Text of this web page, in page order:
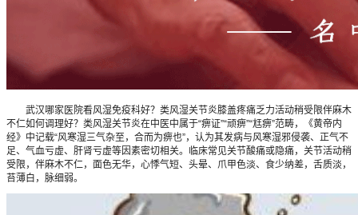
武汉哪家医院看风湿免疫科好？类风湿关节炎膝盖疼痛乏力活动稍受限伴麻木
不仁如何调理好？类风湿关节炎在中医中属于“痹证”“顽痹”“尪痹”范畴，《黄帝内
经》中记载“风寒湿三气杂至，合而为痹也”，认为其发病与风寒湿邪侵袭、正气不
足、气血亏虚、肝肾亏虚等因素密切相关。临床常见关节酸痛或隐痛，关节活动稍
受限，伴麻木不仁，面色无华，心悸气短、头晕、爪甲色淡、食少纳差，舌质淡，
苔薄白，脉细弱。